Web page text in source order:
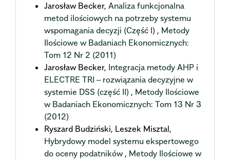
Jarosław Becker, Analiza funkcjonalna
metod ilościowych na potrzeby systemu
wspomagania decyzji (Część I) , Metody
Ilościowe w Badaniach Ekonomicznych:
Tom 12 Nr 2 (2011)
Jarosław Becker, Integracja metody AHP i
ELECTRE TRI – rozwiązania decyzyjne w
systemie DSS (część II) , Metody Ilościowe
w Badaniach Ekonomicznych: Tom 13 Nr 3
(2012)
Ryszard Budziński, Leszek Misztal,
Hybrydowy model systemu ekspertowego
do oceny podatników, Metody Ilościowe w